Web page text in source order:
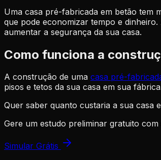
Uma casa pré-fabricada em betão tem
que pode economizar tempo e
aumentar a segurança da sua casa.
Como funciona a
A construção de uma casa pré-
pisos e tetos da sua casa em sua
Quer saber quanto custaria a sua casa
Gere um estudo preliminar gratuito
Simular Grátis